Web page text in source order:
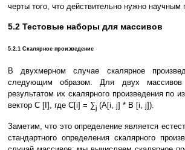
черты того, что действительно нужно научным
5.2 Тестовые наборы для массивов
5.2.1 Скалярное произведение
В двухмерном случае скалярное
следующим образом. Для двух
результатом их скалярного произведения по
вектор C [I], где C[i] = ∑j (A[i, j] * B [i, j]).
Заметим, что это определение является
стандартного определения скалярного